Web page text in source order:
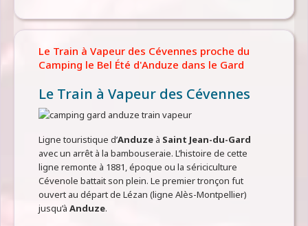
Le Train à Vapeur des Cévennes proche du
Camping le Bel Été d'Anduze dans le Gard
Le Train à Vapeur des Cévennes
Ligne touristique d’Anduze à Saint Jean-du-Gard
avec un arrêt à la bambouseraie. L’histoire de cette
ligne remonte à 1881, époque ou la sériciculture
Cévenole battait son plein. Le premier tronçon fut
ouvert au départ de Lézan (ligne Alès-Montpellier)
jusqu’àAnduze.